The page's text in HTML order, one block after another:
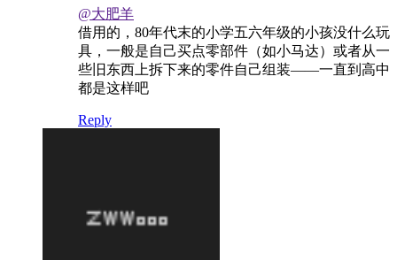
@大肥羊
借用的，80年代末的小学五六年级的小孩没什么玩
具，一般是自己买点零部件（如小马达）或者从一
些旧东西上拆下来的零件自己组装——一直到高中
都是这样吧
Reply